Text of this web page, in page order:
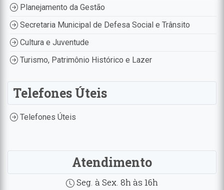
Planejamento da Gestão
Secretaria Municipal de Defesa Social e Trânsito
Cultura e Juventude
Turismo, Patrimônio Histórico e Lazer
Telefones Úteis
Telefones Úteis
Atendimento
Seg. à Sex. 8h às 16h